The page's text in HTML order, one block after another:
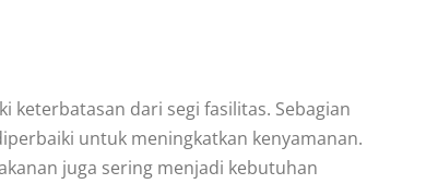
keterbatasan dari segi fasilitas. Sebagian
untuk meningkatkan kenyamanan.
juga sering menjadi kebutuhan